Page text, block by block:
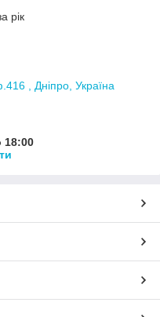
рік
, Дніпро, Україна
18:00